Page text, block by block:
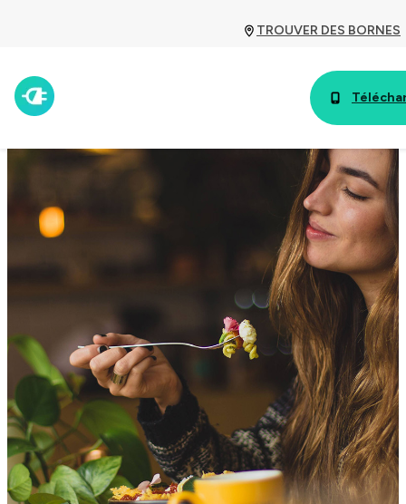
TROUVER DES BORNES